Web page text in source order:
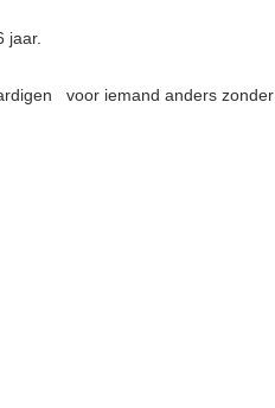
jaar.
voor iemand anders zonder